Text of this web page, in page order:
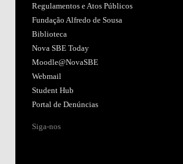
Regulamentos e Atos Públicos
Fundação Alfredo de Sousa
Biblioteca
Nova SBE Today
Moodle@NovaSBE
Webmail
Student Hub
Portal de Denúncias
Siga-nos